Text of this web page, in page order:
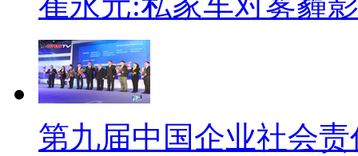
什么叫真正的宅？今天早晨
口，望着满地的雪花说了句"哎
厕所咖啡馆能接受吗
说到废物利用，老外的创意
第九届中国企业社会